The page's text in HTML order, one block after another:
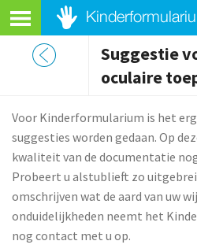
Suggestie
oculaire
Voor Kinderformularium is het
suggesties worden gedaan. Op
kwaliteit van de documentatie
Probeert u alstublieft zo
omschrijven wat de aard van uw
onduidelijkheden neemt het
nog contact met u op.